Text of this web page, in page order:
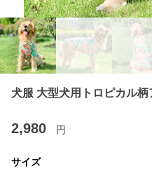
犬服 大型犬用トロピカル柄
2,980 円
サイズ